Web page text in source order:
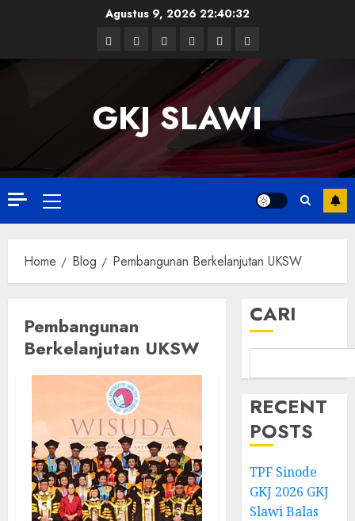
Agustus 9, 2026 22:40:33
Facebook
TwitterLinkedin
VK YoutubeInstagram
GKJ SLAWI
Primary
Menu
Home Blog Pembangunan Berkelanjutan UKSW
Pembangunan
Berkelanjutan UKSW
CARI
RECENT
POSTS
TPF Sinode
GKJ 2026 GKJ
Slawi Balas